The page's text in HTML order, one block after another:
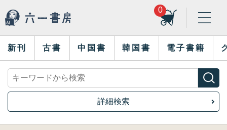
0
新刊 古書 中国書 韓国書 電子書籍
詳細検索